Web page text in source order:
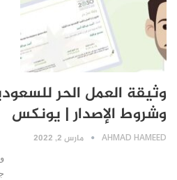
وثيقة العمل الحر
وشروط الإصدار | يونكس
AHMAD HAMEED مارس 2, 2022